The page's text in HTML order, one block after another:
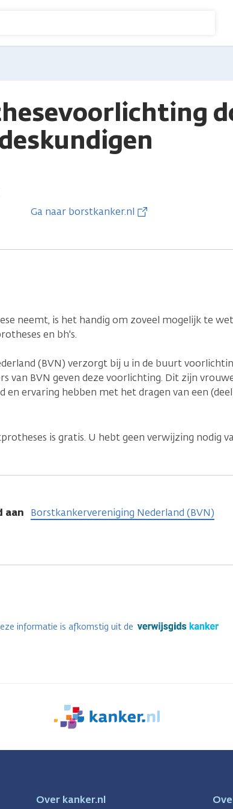
Ga naar borstkanker.nl
neemt, is het handig om zoveel mogelijk te
en bh's.
(BVN) verzorgt bij u in de buurt
van BVN geven deze voorlichting. Dit zijn
en ervaring hebben met het dragen van een
is gratis. U hebt geen verwijzing nodig
aan
Borstkankervereniging Nederland (BVN)
informatie is afkomstig uit de
We
er
Over kanker.nl